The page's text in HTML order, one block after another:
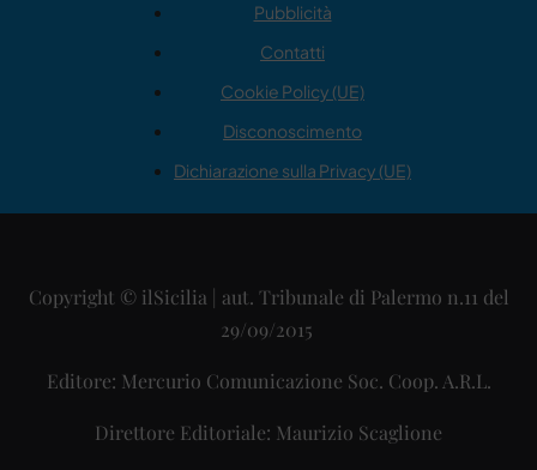
Pubblicità
Contatti
Cookie Policy (UE)
Disconoscimento
Dichiarazione sulla Privacy (UE)
Copyright © ilSicilia | aut. Tribunale di Palermo n.11 del
29/09/2015
Editore: Mercurio Comunicazione Soc. Coop. A.R.L.
Direttore Editoriale: Maurizio Scaglione